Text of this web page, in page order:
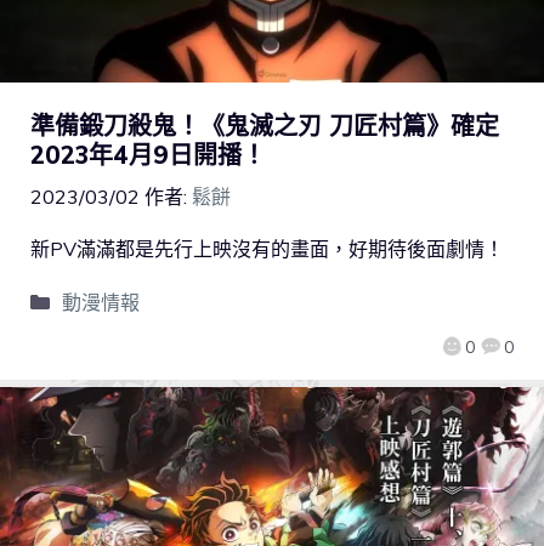
準備鍛刀殺鬼！《鬼滅之刃 刀匠村篇》確定
2023年4月9日開播！
2023/03/02 作者: 鬆餅
0 0
新PV滿滿都是先行上映沒有的畫面，好期待後面劇情！
動漫情報